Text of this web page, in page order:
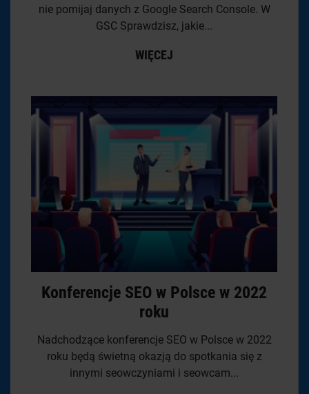
nie pomijaj danych z Google Search Console. W
GSC Sprawdzisz, jakie...
WIĘCEJ
Konferencje SEO w Polsce w 2022
roku
Nadchodzące konferencje SEO w Polsce w 2022
roku będą świetną okazją do spotkania się z
innymi seowczyniami i seowcam...